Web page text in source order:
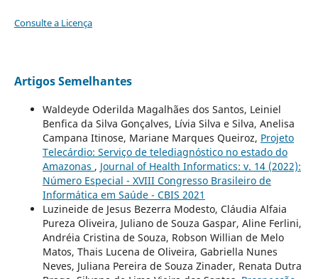
Consulte a Licença
Artigos Semelhantes
Waldeyde Oderilda Magalhães dos Santos, Leiniel
Benfica da Silva Gonçalves, Lívia Silva e Silva, Anelisa
Campana Itinose, Mariane Marques Queiroz, Projeto
Telecárdio: Serviço de telediagnóstico no estado do
Amazonas , Journal of Health Informatics: v. 14 (2022):
Número Especial - XVIII Congresso Brasileiro de
Informática em Saúde - CBIS 2021
Luzineide de Jesus Bezerra Modesto, Cláudia Alfaia
Pureza Oliveira, Juliano de Souza Gaspar, Aline Ferlini,
Andréia Cristina de Souza, Robson Willian de Melo
Matos, Thais Lucena de Oliveira, Gabriella Nunes
Neves, Juliana Pereira de Souza Zinader, Renata Dutra